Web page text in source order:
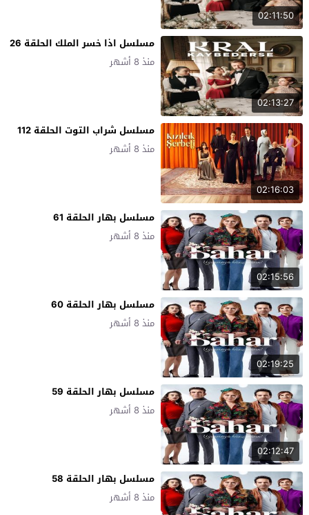
02:11:50
02:13:27
مسلسل اذا خسر الملك الحلقة 26
منذ 8 أشهر
02:16:03
مسلسل شراب التوت الحلقة 112
منذ 8 أشهر
02:15:56
مسلسل بهار الحلقة 61
منذ 8 أشهر
02:19:25
مسلسل بهار الحلقة 60
منذ 8 أشهر
02:12:47
مسلسل بهار الحلقة 59
منذ 8 أشهر
مسلسل بهار الحلقة 58
منذ 8 أشهر